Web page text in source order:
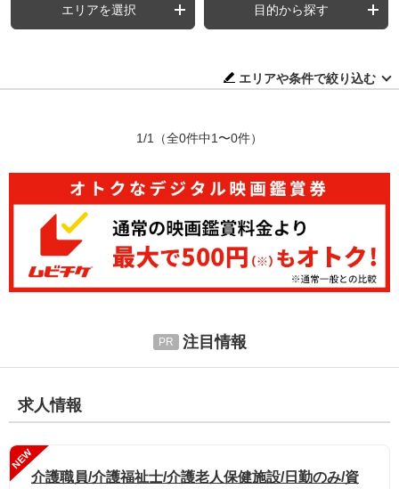
エリアを選択 目的から探す
エリアや条件で絞り込む
1/1 （全0件中1〜0件）
注目情報
求人情報
NEW
介護職員/介護福祉士/介護老人保健施設/日勤のみ/資